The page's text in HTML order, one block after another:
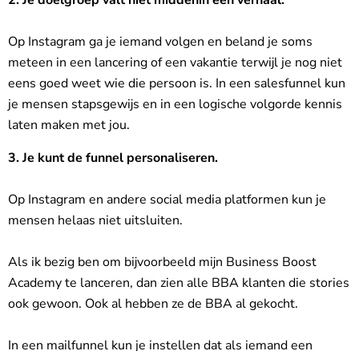
Op Instagram ga je iemand volgen en beland je soms
meteen in een lancering of een vakantie terwijl je nog niet
eens goed weet wie die persoon is. In een salesfunnel kun
je mensen stapsgewijs en in een logische volgorde kennis
laten maken met jou.
3. Je kunt de funnel personaliseren.
Op Instagram en andere social media platformen kun je
mensen helaas niet uitsluiten.
Als ik bezig ben om bijvoorbeeld mijn Business Boost
Academy te lanceren, dan zien alle BBA klanten die stories
ook gewoon. Ook al hebben ze de BBA al gekocht.
In een mailfunnel kun je instellen dat als iemand een